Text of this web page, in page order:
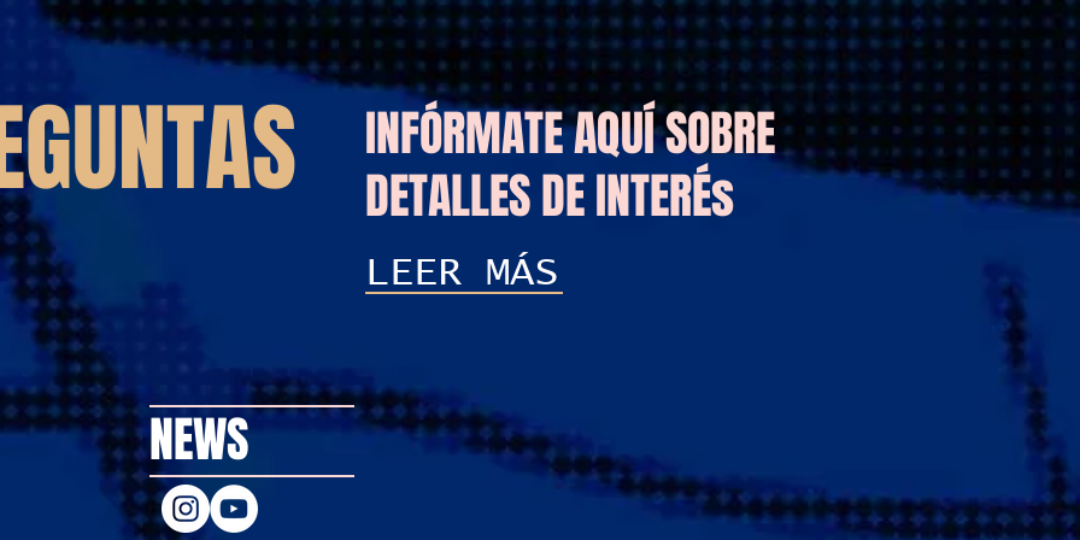
TAS
INFÓRMATE AQUÍ SOBRE
DETALLES DE INTERÉs
LEER MÁS
NEWS